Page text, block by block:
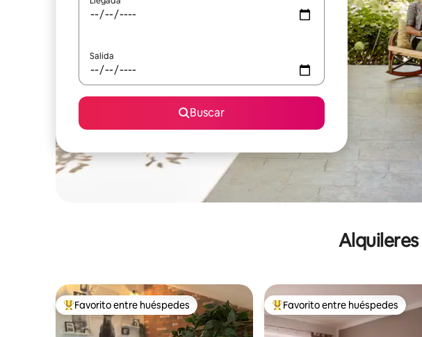
Salida
Buscar
Favorito entre huéspedes preferido
Favorito entre huéspedes Favorito entre huéspedes
Favorito entre huéspedes